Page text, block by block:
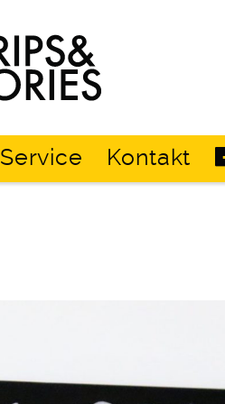
Strips
&
Stories
Service Kontakt